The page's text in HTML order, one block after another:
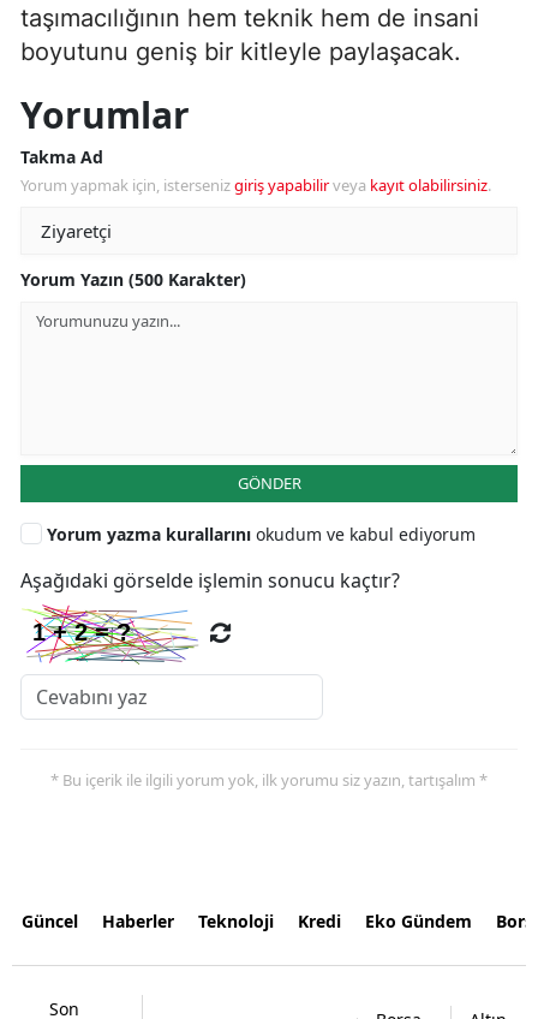
taşımacılığının hem teknik hem de insani
boyutunu geniş bir kitleyle paylaşacak.
Yorumlar
Takma Ad
Yorum yapmak için, istersenizgiriş yapabilirveya kayıt olabilirsiniz.
Yorum Yazın (500 Karakter)
GÖNDER
Yorum yazma kurallarını okudum ve kabul ediyorum
Aşağıdaki görselde işlemin sonucu kaçtır?
* Bu içerik ile ilgili yorum yok, ilk yorumu siz yazın, tartışalım *
Güncel Haberler Teknoloji Kredi Eko Gündem
Son